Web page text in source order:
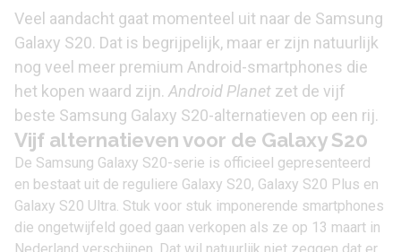
Veel aandacht gaat momenteel uit naar de Samsung
Galaxy S20. Dat is begrijpelijk, maar er zijn natuurlijk
nog veel meer premium Android-smartphones die
het kopen waard zijn. Android Planet zet de vijf
beste Samsung Galaxy S20-alternatieven op een rij.
Vijf alternatieven voor de Galaxy S20
De Samsung Galaxy S20-serie is officieel gepresenteerd
en bestaat uit de reguliere Galaxy S20, Galaxy S20 Plus en
Galaxy S20 Ultra. Stuk voor stuk imponerende smartphones
die ongetwijfeld goed gaan verkopen als ze op 13 maart in